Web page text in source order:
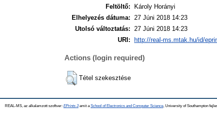
Feltöltő:
Károly Horányi
Elhelyezés dátuma: 27 Júni 2018 14:23
Utolsó változtatás: 27 Júni 2018 14:23
URI:
http://real-ms.mtak.hu/id/
Actions (login required)
Tétel szekesztése
REAL-MS, az alkalamzott szoftver: EPrints 3amit a School of Electronics and Computer Science , University of Southampton